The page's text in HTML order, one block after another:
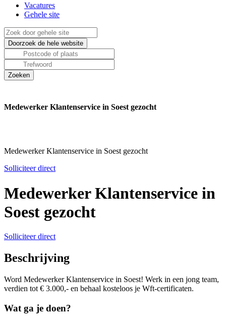
Vacatures
Gehele site
Medewerker Klantenservice in Soest gezocht
Medewerker Klantenservice in Soest gezocht
Solliciteer direct
Medewerker Klantenservice in
Soest gezocht
Solliciteer direct
Beschrijving
Word Medewerker Klantenservice in Soest! Werk in een jong team,
verdien tot € 3.000,- en behaal kosteloos je Wft-certificaten.
Wat ga je doen?